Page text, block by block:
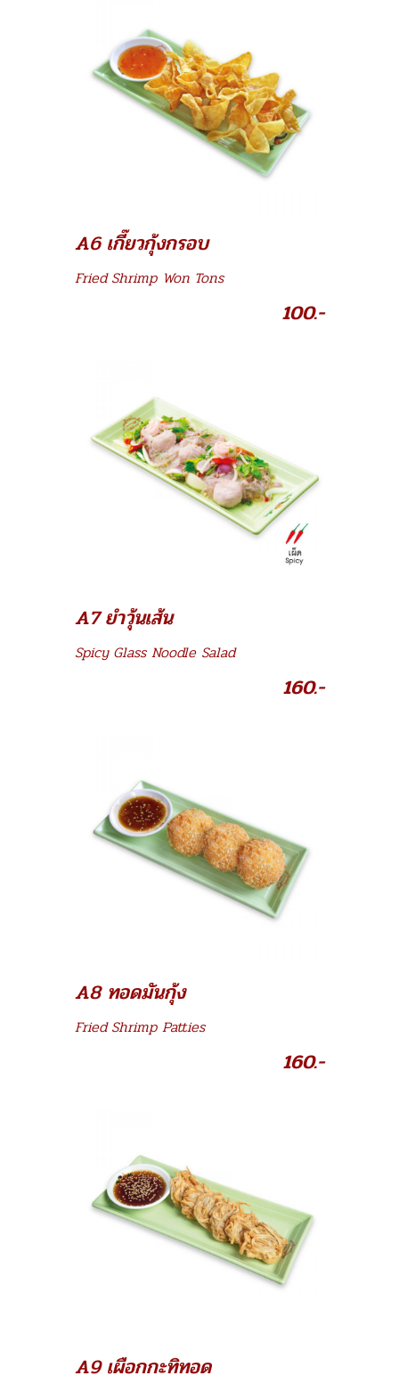
A6 เกี๊ยวกุ้งกรอบ
Fried Shrimp Won Tons
100.-
A7 ยำวุ้นเส้น
Spicy Glass Noodle Salad
160.-
A8 ทอดมันกุ้ง
Fried Shrimp Patties
160.-
A9 เผือกกะทิทอด